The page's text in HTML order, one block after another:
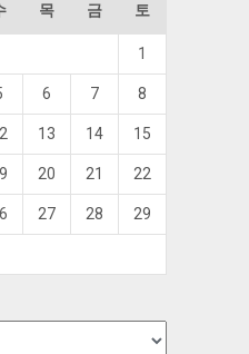
목 금 토
1
6 7 8
13 14 15
20 21 22
27 28 29